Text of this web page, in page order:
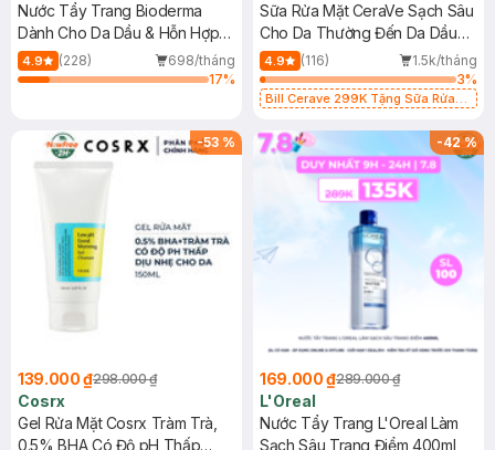
Nước Tẩy Trang Bioderma
Dành Cho Da Dầu & Hỗn Hợp
500ml
4.9 (228)
698/tháng
17%
Sữa Rửa Mặt CeraVe Sạch Sâu
Cho Da Thường Đến Da Dầu
473ml
4.9 (116)
1.5k/tháng
3%
Bill Cerave 299K Tặng Sữa Rửa
-53 %
139.000 ₫298.000 ₫
Cosrx
Gel Rửa Mặt Cosrx Tràm Trà,
0.5% BHA Có Độ pH Thấp
-42%
169.000 ₫289.000 ₫
L'Oreal
Nước Tẩy Trang L'Oreal Làm
Sạch Sâu Trang Điểm 400ml